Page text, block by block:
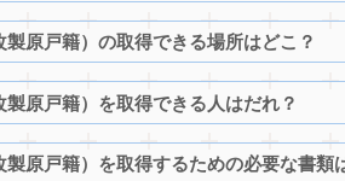
製原戸籍）の取得できる場所はどこ？
製原戸籍）を取得できる人はだれ？
製原戸籍）を取得するための必要な書類